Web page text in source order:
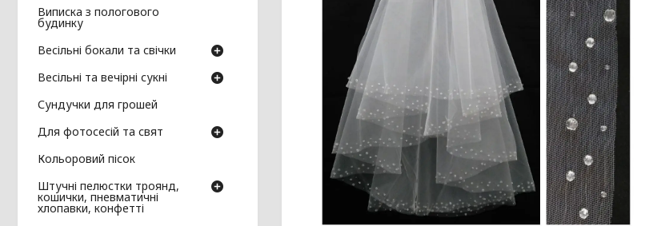
Виписка з пологового
будинку
Весільні бокали та свічки
Весільні та вечірні сукні
Сундучки для грошей
Для фотосесій та свят
Кольоровий пісок
Штучні пелюстки троянд,
кошички, пневматичні
хлопавки, конфетті